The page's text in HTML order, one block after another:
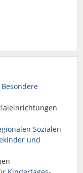
Sozialen
und